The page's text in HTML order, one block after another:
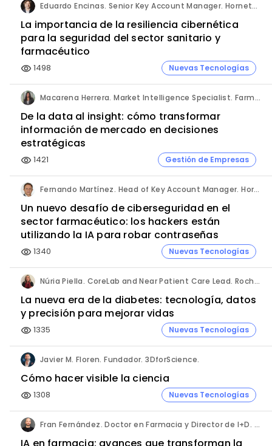
Eduardo Encinas. Senior Key Account Manager. Hornetsecurity en Iberia.
La importancia de la resiliencia cibernética
para la seguridad del sector sanitario y
farmacéutico
visibility 1498 Nuevas Tecnologías
Macarena Herrera. Market Intelligence Specialist. Farmaprojects (Polpharma Group).
De la data al insight: cómo transformar
información de mercado en decisiones
estratégicas
visibility 1421 Gestión de Empresas
Fernando Martínez. Head of Key Account Manager. Hornetsecurity.
Un nuevo desafío de ciberseguridad en el
sector farmacéutico: los hackers están
utilizando la IA para robar contraseñas
visibility 1340 Nuevas Tecnologías
Núria Piella. CoreLab and Near Patient Care Lead. Roche Diagnostics España.
La nueva era de la diabetes: tecnología, datos
y precisión para mejorar vidas
visibility 1335 Nuevas Tecnologías
Javier M. Floren. Fundador. 3DforScience.
Cómo hacer visible la ciencia
visibility 1308 Nuevas Tecnologías
Fran Fernández. Doctor en Farmacia y Director de I+D. Labiana